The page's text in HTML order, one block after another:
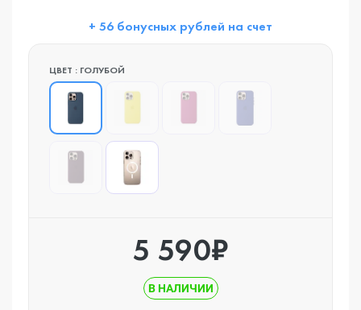
+ 56 бонусных рублей на счет
ЦВЕТ : ГОЛУБОЙ
5 590₽
В НАЛИЧИИ